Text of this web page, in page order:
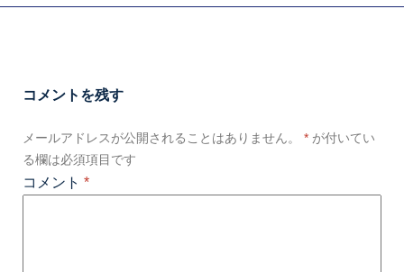
コメントを残す
メールアドレスが公開されることはありません。 * が付いてい
る欄は必須項目です
コメント *